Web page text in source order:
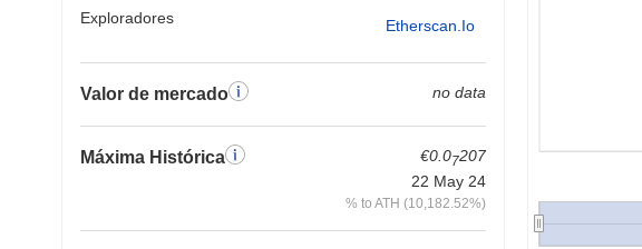
Exploradores Etherscan.io
Valor de mercado no data
Máxima Histórica €0.07207
22 May 24
% to ATH (10,182.52%)